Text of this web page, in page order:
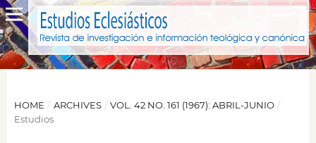
HOME / ARCHIVES / VOL. 42 NO. 161 (1967): ABRIL-JUNIO /
Estudios